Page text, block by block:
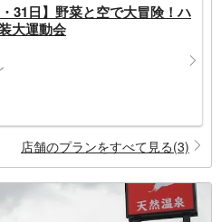
・31日】野菜と空で大冒険！ハ
大運動会
店舗のプランをすべて見る(3)